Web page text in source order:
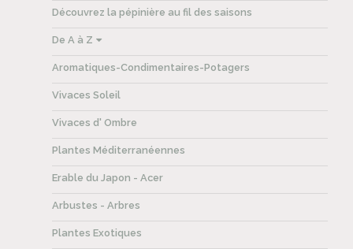
Découvrez la pépinière au fil des saisons
De A à Z
Aromatiques-Condimentaires-Potagers
Vivaces Soleil
Vivaces d' Ombre
Plantes Méditerranéennes
Erable du Japon - Acer
Arbustes - Arbres
Plantes Exotiques